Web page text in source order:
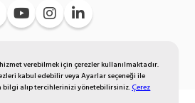
verebilmek için çerezler kullanılmaktadır.
kabul edebilir veya Ayarlar seçeneği ile
bilgi alıp tercihlerinizi yönetebilirsiniz.Çerez